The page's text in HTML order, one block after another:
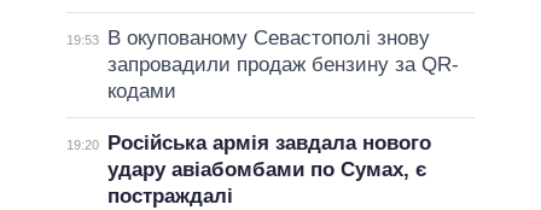
19:53
В окупованому Севастополі знову
запровадили продаж бензину за QR-
кодами
19:20
Російська армія завдала нового
удару авіабомбами по Сумах, є
постраждалі